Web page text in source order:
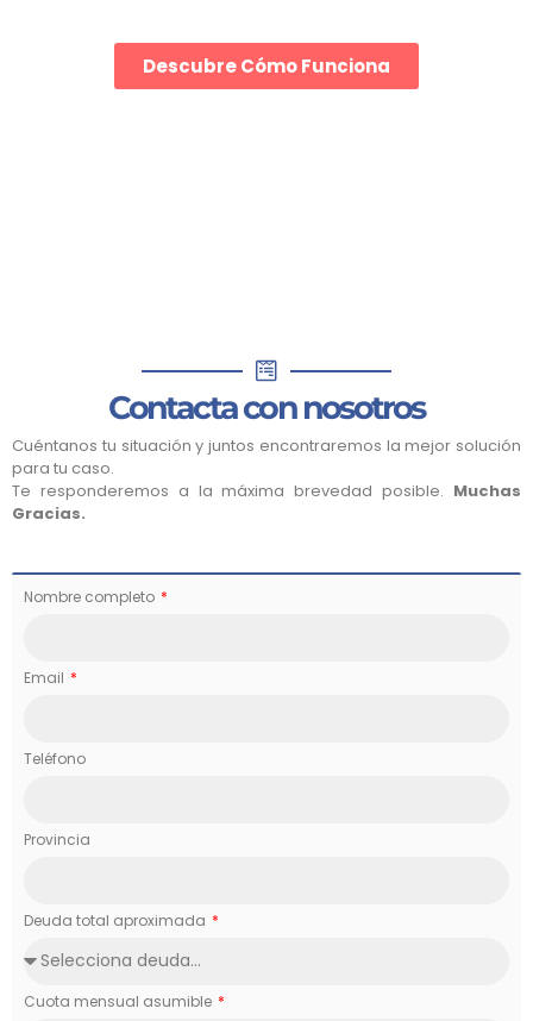
Descubre Cómo Funciona
Contacta con nosotros
Cuéntanos tu situación y juntos encontraremos la mejor solución
para tu caso.
Te responderemos a la máxima brevedad posible. Muchas
Gracias.
Nombre completo
Email
Teléfono
Provincia
Deuda total aproximada
Cuota mensual asumible